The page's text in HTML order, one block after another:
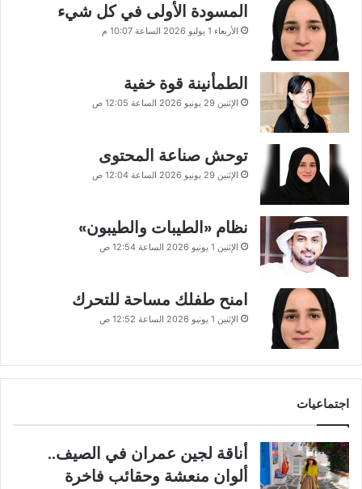
المسودة الأولى في كل شيء
الأربعاء 1 يوليو 2026 الساعة 10:07 م
الطمأنينة قوة خفية
الإثنين 29 يونيو 2026 الساعة 12:05 ص
توحش صناعة المحتوى
الإثنين 29 يونيو 2026 الساعة 12:04 ص
نظام «الطيبات والطيبون»
الإثنين 1 يونيو 2026 الساعة 12:54 ص
امنح طفلك مساحة للتحرك
الإثنين 1 يونيو 2026 الساعة 12:52 ص
اجتماعيات
أناقة لجين عمران في الصيف..
ألوان منعشة وحقائب فاخرة